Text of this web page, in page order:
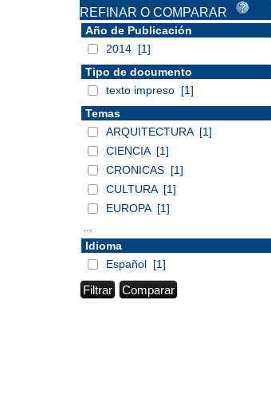
REFINAR O COMPARAR
Año de Publicación
2014 [1]
Tipo de documento
texto impreso [1]
Temas
ARQUITECTURA [1]
CIENCIA [1]
CRONICAS [1]
CULTURA [1]
EUROPA [1]
Idioma
Español [1]